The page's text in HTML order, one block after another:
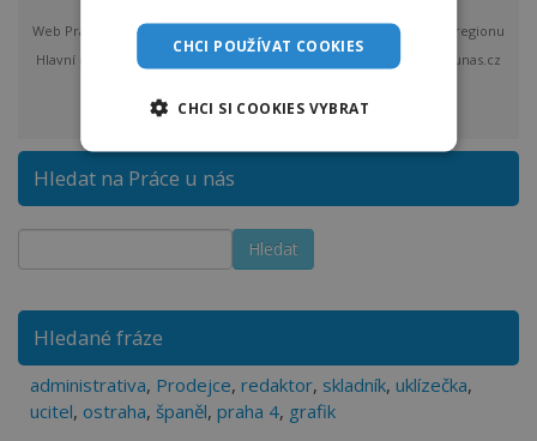
Web Práce u nás vám bude max. 1x denně posílat nové nabídky z regionu
Hlavní město Praha a okolí. Po odeslání bude provozovatel Praceunas.cz
Hledat na Práce u nás
Hledané fráze
administrativa, Prodejce, redaktor, skladník, uklízečka,
ucitel, ostraha, španěl, praha 4, grafik
CHCI POUŽÍVAT COOKIES
CHCI SI COOKIES VYBRAT